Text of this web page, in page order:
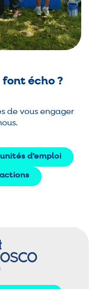
font écho ?
de vous engager
d’emploi